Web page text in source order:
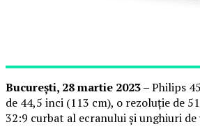
București, 28 martie 2023 –Philips
de 44,5 inci (113 cm), o rezoluție de
32:9 curbat al ecranului și unghiuri